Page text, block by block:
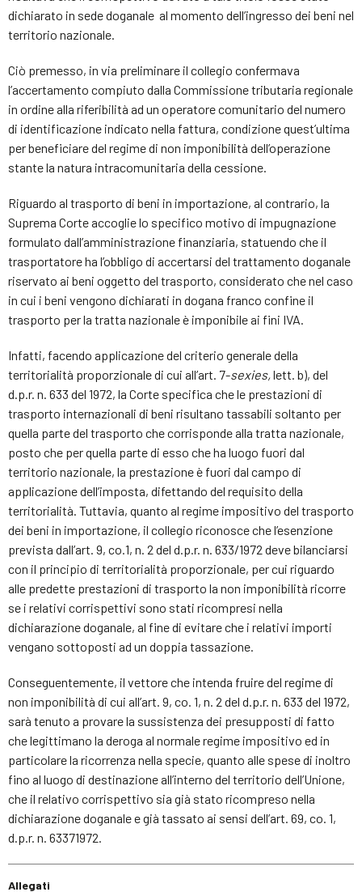
dichiarato in sede doganale al momento dell’ingresso dei beni nel
territorio nazionale.
Ciò premesso, in via preliminare il collegio confermava
l’accertamento compiuto dalla Commissione tributaria regionale
in ordine alla riferibilità ad un operatore comunitario del numero
di identificazione indicato nella fattura, condizione quest’ultima
per beneficiare del regime di non imponibilità dell’operazione
stante la natura intracomunitaria della cessione.
Riguardo al trasporto di beni in importazione, al contrario, la
Suprema Corte accoglie lo specifico motivo di impugnazione
formulato dall’amministrazione finanziaria, statuendo che il
trasportatore ha l’obbligo di accertarsi del trattamento doganale
riservato ai beni oggetto del trasporto, considerato che nel caso
in cui i beni vengono dichiarati in dogana franco confine il
trasporto per la tratta nazionale è imponibile ai fini IVA.
Infatti, facendo applicazione del criterio generale della
territorialità proporzionale di cui all’art. 7-sexies,lett. b), del
d.p.r. n. 633 del 1972, la Corte specifica che le prestazioni di
trasporto internazionali di beni risultano tassabili soltanto per
quella parte del trasporto che corrisponde alla tratta nazionale,
posto che per quella parte di esso che ha luogo fuori dal
territorio nazionale, la prestazione è fuori dal campo di
applicazione dell’imposta, difettando del requisito della
territorialità. Tuttavia, quanto al regime impositivo del trasporto
dei beni in importazione, il collegio riconosce che l’esenzione
prevista dall’art. 9, co.1, n. 2 del d.p.r. n. 633/1972 deve bilanciarsi
con il principio di territorialità proporzionale, per cui riguardo
alle predette prestazioni di trasporto la non imponibilità ricorre
se i relativi corrispettivi sono stati ricompresi nella
dichiarazione doganale, al fine di evitare che i relativi importi
vengano sottoposti ad un doppia tassazione.
Conseguentemente, il vettore che intenda fruire del regime di
non imponibilità di cui all’art. 9, co. 1, n. 2 del d.p.r. n. 633 del 1972,
sarà tenuto a provare la sussistenza dei presupposti di fatto
che legittimano la deroga al normale regime impositivo ed in
particolare la ricorrenza nella specie, quanto alle spese di inoltro
fino al luogo di destinazione all’interno del territorio dell’Unione,
che il relativo corrispettivo sia già stato ricompreso nella
dichiarazione doganale e già tassato ai sensi dell’art. 69, co. 1,
d.p.r. n. 63371972.
Allegati